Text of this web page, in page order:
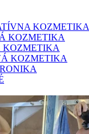
KOZMETIKA
KOZMETIKA
KOZMETIKA
KOZMETIKA